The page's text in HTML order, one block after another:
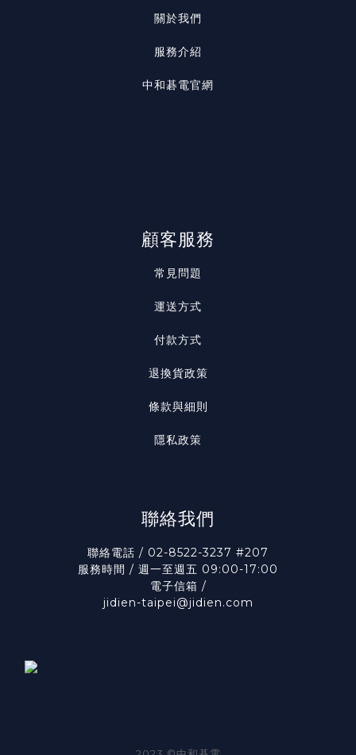
關於我們
服務介紹
中和碁電官網
顧客服務
常見問題
運送方式
付款方式
退換貨政策
條款與細則
隱私政策
聯絡我們
聯絡電話 / 02-8522-3237 #207
服務時間 / 週一至週五 09:00-17:00
電子信箱 /
jidien-taipei@jidien.com